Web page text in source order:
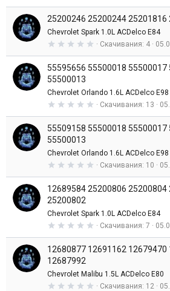
0
з
в
е
з
д
25200246 25200244 25201816
Chevrolet Spark 1.0L ACDelco E84
0
0
е
з
Скачивания 4
55595656 55500018 55500017
55500013
Chevrolet Orlando 1.6L ACDelco E98
0
0
е
з
Скачивания 13
55509158 55500018 55500017
55500013
Chevrolet Orlando 1.6L ACDelco E98
0
0
е
з
Скачивания 10
12689584 25200806 25200804
25200802
Chevrolet Spark 1.0L ACDelco E84
0
0
е
з
Скачивания 7
12680877 12691162
12687992
Chevrolet Malibu 1.5L ACDelco E80
0 Скачивания 12